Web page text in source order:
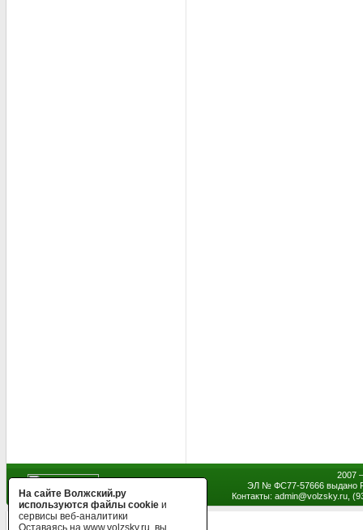
2007
ЭЛ № ФС77-57666 выдано
Контакты: admin@volzsky.ru,
На сайте Волжский.ру
используются файлы cookie и
сервисы веб-аналитики
Оставаясь на www.volzsky.ru, вы